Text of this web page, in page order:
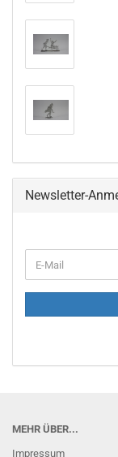
Newsletter-
E-
Mail
MEHR ÜBER...
Impressum